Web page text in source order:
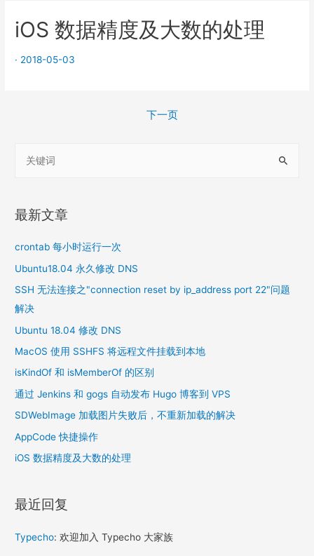
iOS 数据精度及大数的处理
· 2018-05-03
下一页
最新文章
crontab 每小时运行一次
Ubuntu18.04 永久修改 DNS
SSH 无法连接之"connection reset by ip_address port 22"问题
解决
Ubuntu 18.04 修改 DNS
MacOS 使用 SSHFS 将远程文件挂载到本地
isKindOf 和 isMemberOf 的区别
通过 Jenkins 和 gogs 自动发布 Hugo 博客到 VPS
SDWebImage 加载图片失败后，不重新加载的解决
AppCode 快捷操作
iOS 数据精度及大数的处理
最近回复
Typecho: 欢迎加入 Typecho 大家族